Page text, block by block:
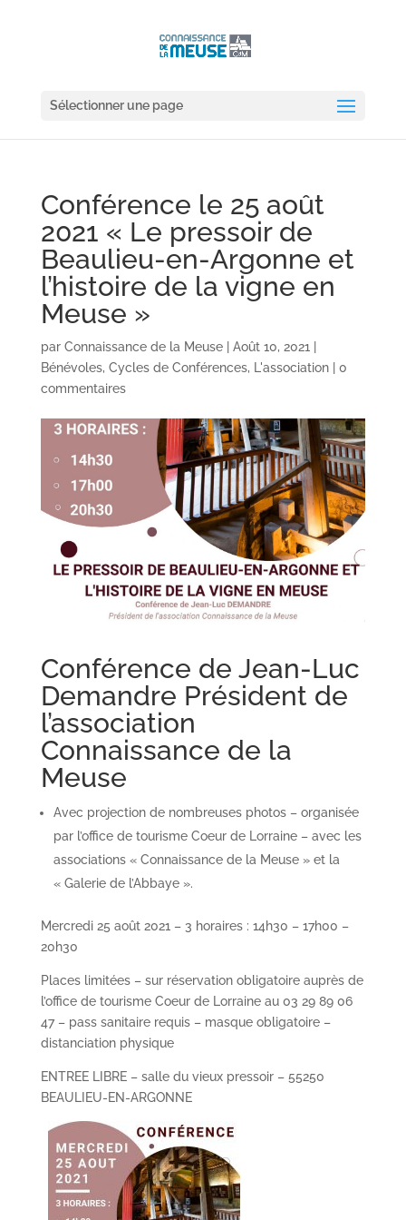
Sélectionner une page
Conférence le 25 août
2021 « Le pressoir de
Beaulieu-en-Argonne et
l’histoire de la vigne en
Meuse »
par Connaissance de la Meuse| Août 10, 2021
Bénévoles, Cycles de Conférences, L'association| 0
commentaires
Conférence de Jean-Luc
Demandre Président de
l’association
Connaissance de la
Meuse
Avec projection de nombreuses photos – organisée
par l’office de tourisme Coeur de Lorraine – avec les
associations « Connaissance de la Meuse » et la
« Galerie de l’Abbaye ».
Mercredi 25 août 2021 – 3 horaires : 14h30 – 17h00 –
20h30
Places limitées – sur réservation obligatoire auprès de
l’office de tourisme Coeur de Lorraine au 03 29 89 06
47 – pass sanitaire requis – masque obligatoire –
distanciation physique
ENTREE LIBRE – salle du vieux pressoir – 55250
BEAULIEU-EN-ARGONNE